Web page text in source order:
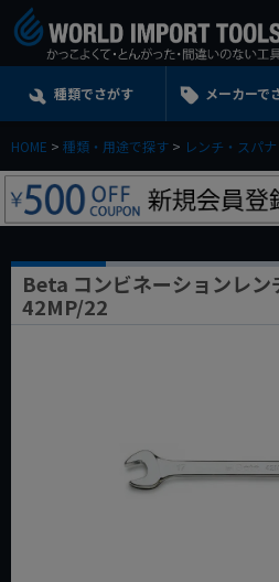
種類でさがす メーカーで
HOME 種類・用途で探す レンチ・スパナ
Beta コンビネーションレ
42MP/22